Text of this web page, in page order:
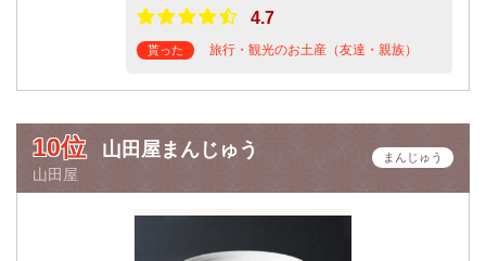
4.7
貰った 旅行・観光のお土産（友達・親族）
10位 山田屋まんじゅう
山田屋
まんじゅう